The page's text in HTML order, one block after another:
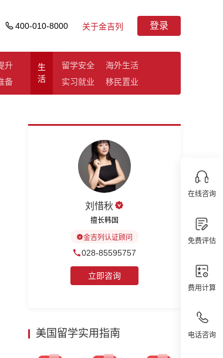
400-010-8000 关于金吉列 登录
升
备
生
活
留学安全
海外生活
实习就业
移民置业
在线咨询
免费评估
费用计算
电话咨询
刘惜秋
擅长韩国
金吉列认证顾问
028-85595757
立即咨询
美国留学实用指南